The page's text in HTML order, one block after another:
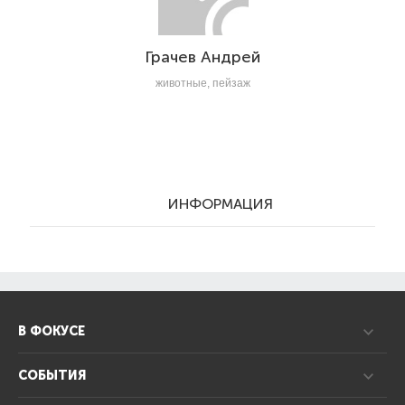
Грачев Андрей
животные, пейзаж
ИНФОРМАЦИЯ
В ФОКУСЕ
СОБЫТИЯ